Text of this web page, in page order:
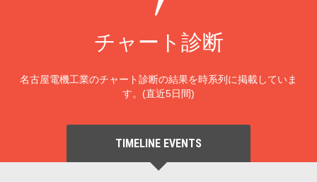
チャート診断
名古屋電機工業のチャート診断の結果を時系列に掲載していま
す。(直近5日間)
TIMELINE EVENTS